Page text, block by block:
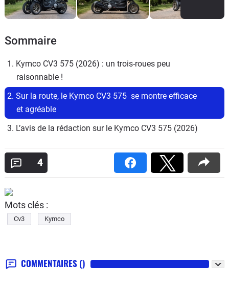
Sommaire
1. Kymco CV3 575 (2026) : un trois-roues peu
raisonnable !
2. Sur la route, le Kymco CV3 575  se montre efficace
et agréable
3. L’avis de la rédaction sur le Kymco CV3 575 (2026)
4
Mots clés :
Cv3 Kymco
COMMENTAIRES ()